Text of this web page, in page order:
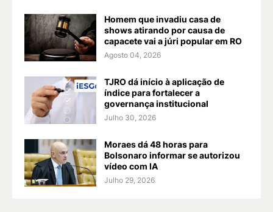
Homem que invadiu casa de
shows atirando por causa de
capacete vai a júri popular em RO
Agosto 04, 2026
TJRO dá início à aplicação de
índice para fortalecer a
governança institucional
Julho 30, 2026
Moraes dá 48 horas para
Bolsonaro informar se autorizou
vídeo com IA
Julho 29, 2026